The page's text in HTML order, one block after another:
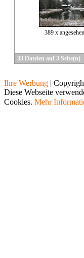
389 x angesehen
33 Dateien auf 3 Seite(n)
Ihre Werbung |
Diese Webseite
Cookies. Mehr